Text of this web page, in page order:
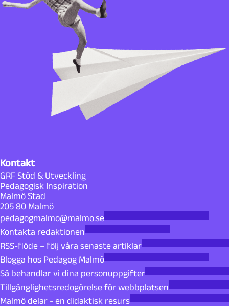
Kontakt
GRF Stöd & Utveckling
Pedagogisk Inspiration
Malmö Stad
205 80 Malmö
pedagogmalmo@malmo.se
Kontakta redaktionen
RSS-flöde – följ våra senaste artiklar
Blogga hos Pedagog Malmö
Så behandlar vi dina personuppgifter
Tillgänglighetsredogörelse för webbplatsen
Malmö delar - en didaktisk resurs